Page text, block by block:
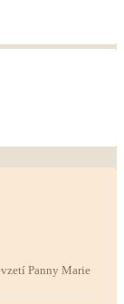
Panny Marie